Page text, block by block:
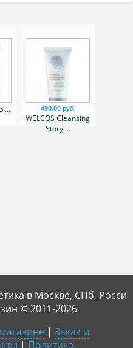
... 490.00 руб.
WELCOS Cleansing
Story ...
в Москве, СПб, Росси
© 2011-2026
| Заказ и
| Политика